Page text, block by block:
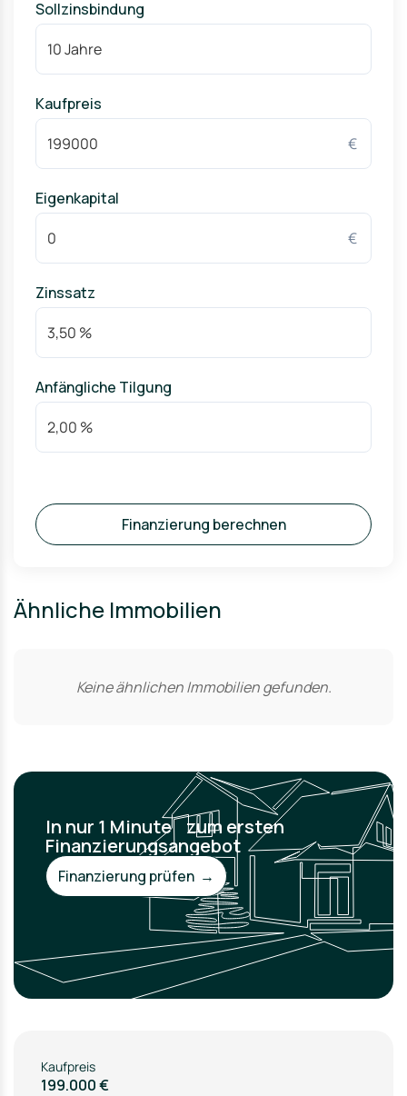
Sollzinsbindung
Kaufpreis
€
Eigenkapital
€
Zinssatz
Anfängliche Tilgung
Finanzierung berechnen
Ähnliche Immobilien
Keine ähnlichen Immobilien gefunden.
In nur 1 Minute zum ersten
Finanzierungsangebot
Finanzierung prüfen →
Kaufpreis
199.000 €